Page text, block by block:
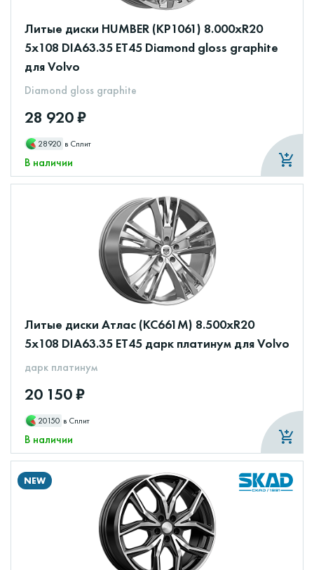
Литые диски HUMBER (КР1061) 8.000xR20
5x108 DIA63.35 ET45 Diamond gloss graphite
для Volvo
Diamond gloss graphite
28 920 ₽
28920 в Сплит
В наличии
Литые диски Атлас (КС661М) 8.500xR20
5x108 DIA63.35 ET45 дарк платинум для Volvo
дарк платинум
20 150 ₽
20150 в Сплит
В наличии
NEW